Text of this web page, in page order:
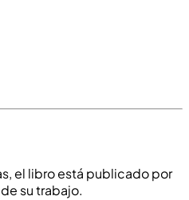
el libro está publicado por
su trabajo.